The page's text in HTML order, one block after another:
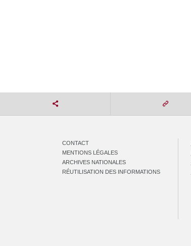
CONTACT
MENTIONS LÉGALES
ARCHIVES NATIONALES
RÉUTILISATION DES INFORMATIONS